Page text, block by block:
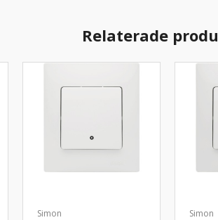
Relaterade
Simon Simon